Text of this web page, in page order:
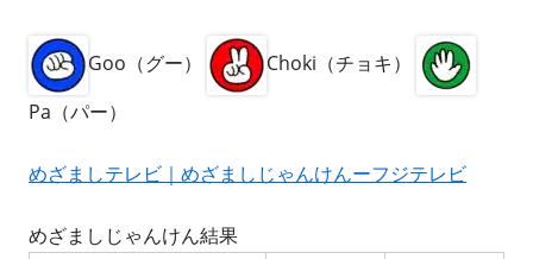
Goo（グー）
Choki（チョキ）
Pa（パー）
めざましテレビ｜めざましじゃんけんーフジテレビ
めざましじゃんけん結果